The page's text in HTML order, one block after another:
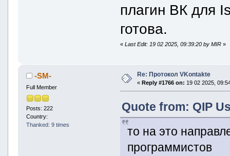
плагин ВК для
готова.
«Last Edit: 19 02 2025, 09:39:20 by MIR »
-SM-
Full Member
Posts: 222
Country:
Thanked: 9 times
Re: Протокол VKontakte
« Reply #1766 on: 19 02 2025,
Quote from: QIP
то на это
программистов